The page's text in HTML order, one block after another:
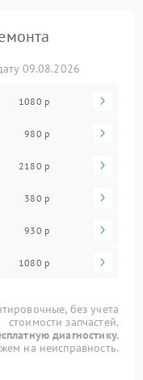
09.08.2026
1080 р
980 р
2180 р
380 р
930 р
1080 р
без учета
стоимости запчастей.
диагностику.
на неисправность.